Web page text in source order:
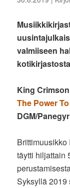
valmiiseen
King
The Power
DGM/
Brittimuusikko
täytti hiljattain
Syksyllä 2019